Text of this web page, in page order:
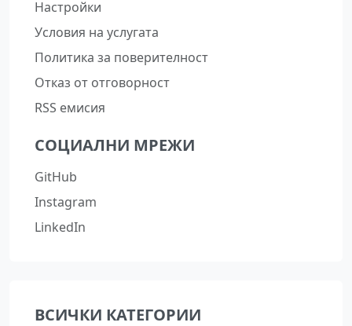
Настройки
Условия на услугата
Политика за поверителност
Отказ от отговорност
RSS емисия
СОЦИАЛНИ МРЕЖИ
GitHub
Instagram
LinkedIn
ВСИЧКИ КАТЕГОРИИ